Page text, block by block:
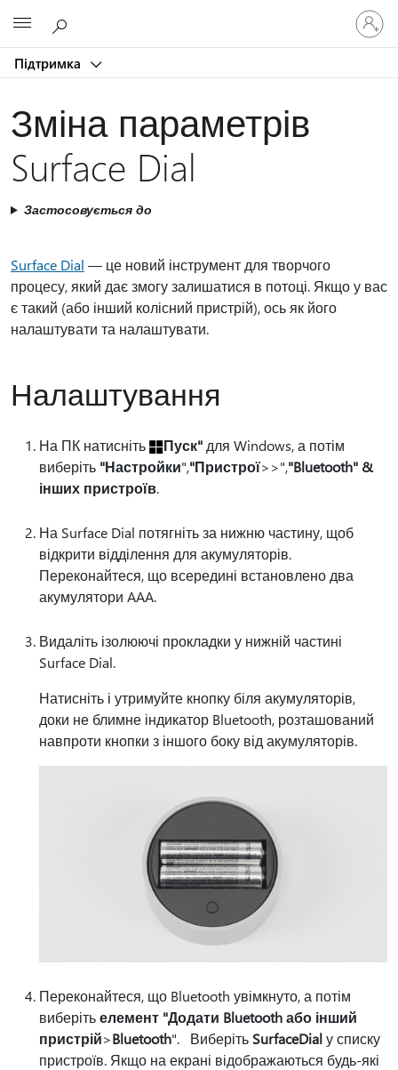
Підтримка
Увійдіть
свій
запис
Зміна параметрів
Surface Dial
Застосовується до
Surface Dial — це новий інструмент для творчого
процесу, який дає змогу залишатися в потоці. Якщо у вас
є такий (або інший колісний пристрій), ось як його
налаштувати та налаштувати.
Налаштування
На ПК натисніть Пуск" для Windows, а потім
виберіть "Настройки","Пристрої>>","Bluetooth" &
інших пристроїв.
На Surface Dial потягніть за нижню частину, щоб
відкрити відділення для акумуляторів.
Переконайтеся, що всередині встановлено два
акумулятори AAA.
Видаліть ізолюючі прокладки у нижній частині
Surface Dial.
Натисніть і утримуйте кнопку біля акумуляторів,
доки не блимне індикатор Bluetooth, розташований
навпроти кнопки з іншого боку від акумуляторів.
Переконайтеся, що Bluetooth увімкнуто, а потім
виберітьелемент "Додати Bluetooth або інший
пристрій>Bluetooth". Виберіть SurfaceDialу списку
пристроїв. Якщо на екрані відображаються будь-які